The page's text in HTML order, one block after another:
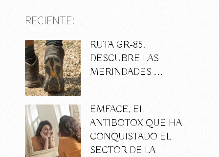
RECIENTE:
RUTA GR-85.
DESCUBRE LAS
MERINDADES …
EMFACE, EL
ANTIBOTOX QUE HA
CONQUISTADO EL
SECTOR DE LA